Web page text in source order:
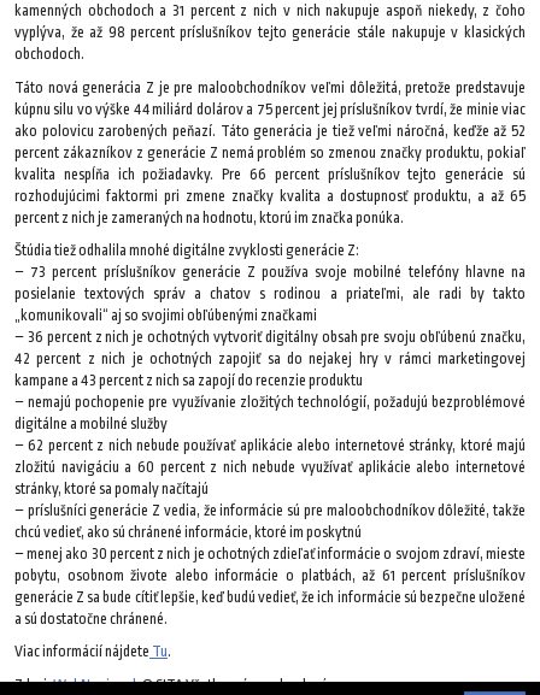
kamenných obchodoch a 31 percent z nich v nich nakupuje aspoň niekedy, z čoho
vyplýva, že až 98 percent príslušníkov tejto generácie stále nakupuje v klasických
obchodoch.
Táto nová generácia Z je pre maloobchodníkov veľmi dôležitá, pretože predstavuje
kúpnu silu vo výške 44 miliárd dolárov a 75 percent jej príslušníkov tvrdí, že minie viac
ako polovicu zarobených peňazí. Táto generácia je tiež veľmi náročná, keďže až 52
percent zákazníkov z generácie Z nemá problém so zmenou značky produktu, pokiaľ
kvalita nespĺňa ich požiadavky. Pre 66 percent príslušníkov tejto generácie sú
rozhodujúcimi faktormi pri zmene značky kvalita a dostupnosť produktu, a až 65
percent z nich je zameraných na hodnotu, ktorú im značka ponúka.
Štúdia tiež odhalila mnohé digitálne zvyklosti generácie Z:
– 73 percent príslušníkov generácie Z používa svoje mobilné telefóny hlavne na
posielanie textových správ a chatov s rodinou a priateľmi, ale radi by takto
„komunikovali“ aj so svojimi obľúbenými značkami
– 36 percent z nich je ochotných vytvoriť digitálny obsah pre svoju obľúbenú značku,
42 percent z nich je ochotných zapojiť sa do nejakej hry v rámci marketingovej
kampane a 43 percent z nich sa zapojí do recenzie produktu
– nemajú pochopenie pre využívanie zložitých technológií, požadujú bezproblémové
digitálne a mobilné služby
– 62 percent z nich nebude používať aplikácie alebo internetové stránky, ktoré majú
zložitú navigáciu a 60 percent z nich nebude využívať aplikácie alebo internetové
stránky, ktoré sa pomaly načítajú
– príslušníci generácie Z vedia, že informácie sú pre maloobchodníkov dôležité, takže
chcú vedieť, ako sú chránené informácie, ktoré im poskytnú
– menej ako 30 percent z nich je ochotných zdieľať informácie o svojom zdraví, mieste
pobytu, osobnom živote alebo informácie o platbách, až 61 percent príslušníkov
generácie Z sa bude cítiť lepšie, keď budú vedieť, že ich informácie sú bezpečne uložené
a sú dostatočne chránené.
Viac informácií nájdete Tu.
Zdroj:WebNoviny.sk© SITA Všetky práva vyhradené.